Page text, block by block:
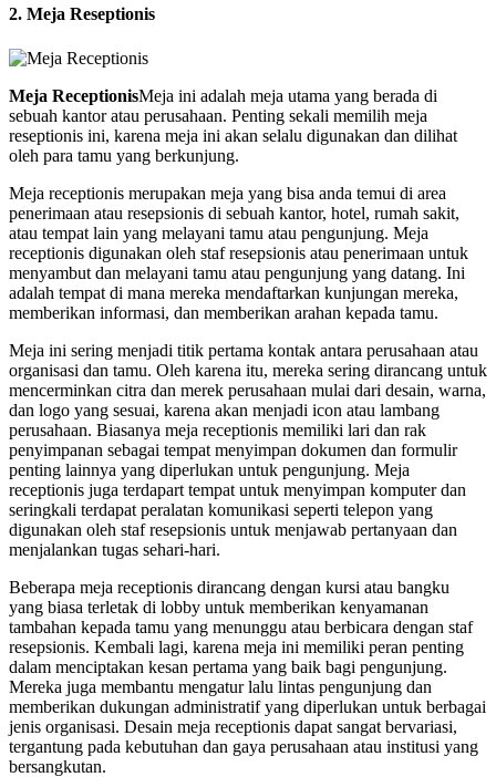
2. Meja Reseptionis
Meja ReceptionisMeja ini adalah meja utama yang berada di
sebuah kantor atau perusahaan. Penting sekali memilih meja
reseptionis ini, karena meja ini akan selalu digunakan dan dilihat
oleh para tamu yang berkunjung.
Meja receptionis merupakan meja yang bisa anda temui di area
penerimaan atau resepsionis di sebuah kantor, hotel, rumah sakit,
atau tempat lain yang melayani tamu atau pengunjung. Meja
receptionis digunakan oleh staf resepsionis atau penerimaan untuk
menyambut dan melayani tamu atau pengunjung yang datang. Ini
adalah tempat di mana mereka mendaftarkan kunjungan mereka,
memberikan informasi, dan memberikan arahan kepada tamu.
Meja ini sering menjadi titik pertama kontak antara perusahaan atau
organisasi dan tamu. Oleh karena itu, mereka sering dirancang untuk
mencerminkan citra dan merek perusahaan mulai dari desain, warna,
dan logo yang sesuai, karena akan menjadi icon atau lambang
perusahaan. Biasanya meja receptionis memiliki lari dan rak
penyimpanan sebagai tempat menyimpan dokumen dan formulir
penting lainnya yang diperlukan untuk pengunjung. Meja
receptionis juga terdapart tempat untuk menyimpan komputer dan
seringkali terdapat peralatan komunikasi seperti telepon yang
digunakan oleh staf resepsionis untuk menjawab pertanyaan dan
menjalankan tugas sehari-hari.
Beberapa meja receptionis dirancang dengan kursi atau bangku
yang biasa terletak di lobby untuk memberikan kenyamanan
tambahan kepada tamu yang menunggu atau berbicara dengan staf
resepsionis. Kembali lagi, karena meja ini memiliki peran penting
dalam menciptakan kesan pertama yang baik bagi pengunjung.
Mereka juga membantu mengatur lalu lintas pengunjung dan
memberikan dukungan administratif yang diperlukan untuk berbagai
jenis organisasi. Desain meja receptionis dapat sangat bervariasi,
tergantung pada kebutuhan dan gaya perusahaan atau institusi yang
bersangkutan.